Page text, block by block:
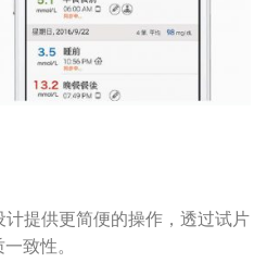
计提供更简便的操作，透过试片
致性。